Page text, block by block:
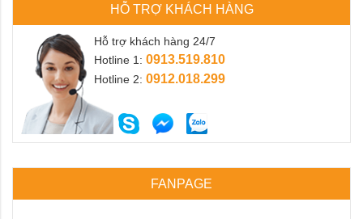
HỖ TRỢ KHÁCH HÀNG
Hỗ trợ khách hàng 24/7
Hotline 1: 0913.519.810
Hotline 2: 0912.018.299
FANPAGE